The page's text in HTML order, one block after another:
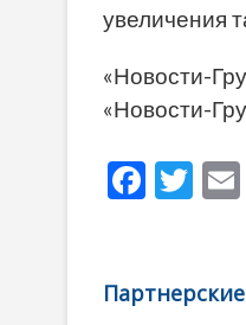
увеличения
«Новости-
«Новости-
F
b
T
er l